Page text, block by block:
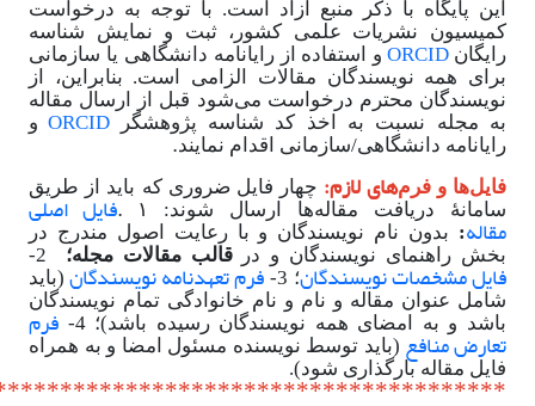
این پایگاه با ذکر منبع آزاد است. با توجه به درخواست
کمیسیون نشریات علمی کشور، ثبت و نمایش شناسه
رایگان ORCID و استفاده از رایانامه دانشگاهی یا سازمانی
برای همه نویسندگان مقالات الزامی است. بنابراین، از
نویسندگان محترم درخواست میشود قبل از ارسال مقاله
به مجله نسبت به اخذ کد شناسه پژوهشگر
ORCID و
رایانامه دانشگاهی/سازمانی اقدام نمایند.
فایلها و فرمهای لازم: چهار فایل ضروری که باید از طریق
سامانۀ دریافت مقالهها ارسال شوند: ۱ .فایل اصلی
مقاله: بدون نام نویسندگان و با رعایت اصول مندرج در
بخش راهنمای نویسندگان و در
قالب مقالات مجله؛
فایلمشخصات نویسندگان؛ 3- فرم تعهدنامه نویسندگان (باید
شامل عنوان مقاله و نام و نام خانوادگی تمام نویسندگان
باشد و به امضای همه نویسندگان رسیده باشد)؛ 4-
فرم
تعارض منافع (باید توسط نویسنده مسئول امضا و به همراه
فایل مقاله بارگذاری شود).